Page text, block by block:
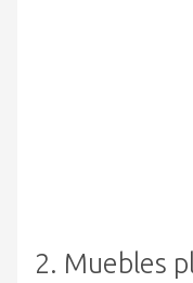
2. Muebles